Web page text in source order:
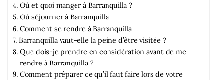
Où et quoi manger à Barranquilla ?
Où séjourner à Barranquilla
Comment se rendre à Barranquilla
Barranquilla vaut-elle la peine d’être visitée ?
Que dois-je prendre en considération avant de me
rendre à Barranquilla ?
Comment préparer ce qu’il faut faire lors de votre